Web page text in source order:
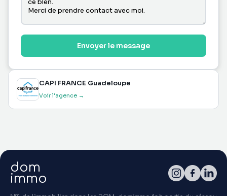
Envoyer le message
CAPI FRANCE Guadeloupe
Voir l'agence →
dom
immo